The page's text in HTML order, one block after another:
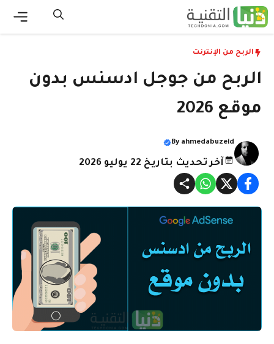
انتقل
إلى
الربح من الإنترنت
الربح من جوجل ادسنس بدون
موقع 2026
By ahmedabuzeid
آخر تحديث بتاريخ 22 يوليو 2026